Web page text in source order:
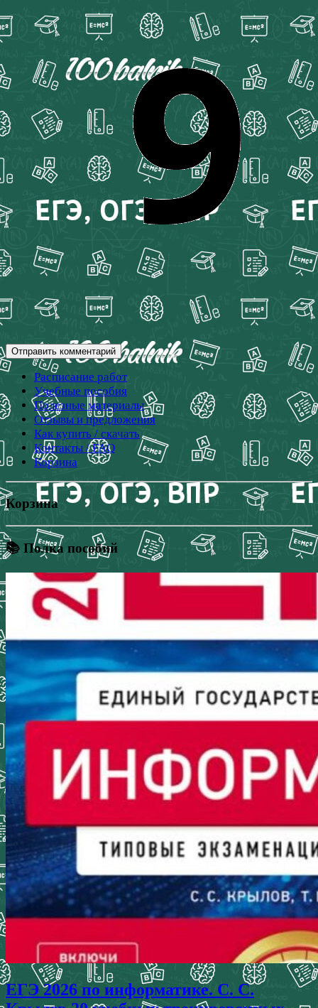
Расписание работ
Учебные пособия
Полезные материалы
Отзывы и предложения
Как купить / скачать
Контакты / FAQ
Корзина
Корзина
📚 Полка пособий
ЕГЭ 2026 по информатике. С. С.